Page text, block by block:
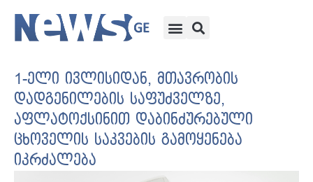
1-ელი ივლისიდან, მთავრობის
დადგენილების საფუძველზე,
აფლატოქსინით დაბინძურებული
ცხოველის საკვების გამოყენება
იკრძალება